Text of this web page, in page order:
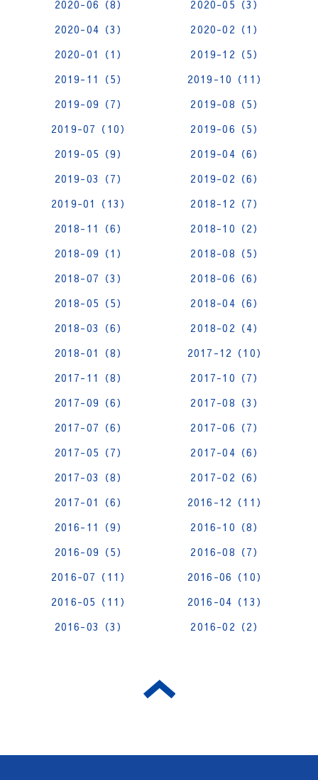
2020-06（8）
2020-05（3）
2020-04（3）
2020-02（1）
2020-01（1）
2019-12（5）
2019-11（5）
2019-10（11）
2019-09（7）
2019-08（5）
2019-07（10）
2019-06（5）
2019-05（9）
2019-04（6）
2019-03（7）
2019-02（6）
2019-01（13）
2018-12（7）
2018-11（6）
2018-10（2）
2018-09（1）
2018-08（5）
2018-07（3）
2018-06（6）
2018-05（5）
2018-04（6）
2018-03（6）
2018-02（4）
2018-01（8）
2017-12（10）
2017-11（8）
2017-10（7）
2017-09（6）
2017-08（3）
2017-07（6）
2017-06（7）
2017-05（7）
2017-04（6）
2017-03（8）
2017-02（6）
2017-01（6）
2016-12（11）
2016-11（9）
2016-10（8）
2016-09（5）
2016-08（7）
2016-07（11）
2016-06（10）
2016-05（11）
2016-04（13）
2016-03（3）
2016-02（2）